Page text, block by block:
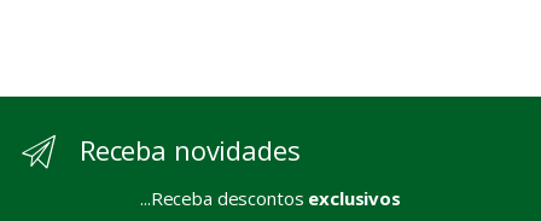
Receba novidades
...Receba descontos exclusivos